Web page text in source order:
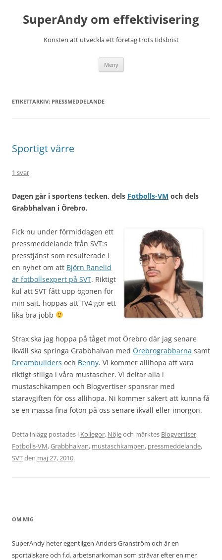
innehåll
SuperAndy om effektivisering
Konsten att utveckla ett företag trots tidsbrist
Meny
ETIKETTARKIV: PRESSMEDDELANDE
Sportigt värre
1 svar
Dagen går i sportens tecken, dels Fotbolls-VM och dels
Grabbhalvan i Örebro.
Fick nu under förmiddagen ett
pressmeddelande från SVT:s
presstjänst som resulterade i
en nyhet om att Björn Ranelid
är fotbollsexpert på SVT. Riktigt
kul att SVT fått upp ögonen för
min sajt, hoppas att TV4 gör ett
lika bra jobb
Strax ska jag hoppa på tåget mot Örebro där jag senare
ikväll ska springa Grabbhalvan med Örebrograbbarna samt
Dreambuilders och Benny. Vi kommer allihopa att vara
riktigt stiliga i våra mustascher. Vi deltar alla i
mustaschkampen och Blogvertiser sponsrar med
staravgiften för oss allihopa. Ni kommer säkert att kunna få
se en massa fina foton på oss senare ikväll eller imorgon.
Detta inlägg postades i Kollegor, Nöjeoch märktes Blogvertiser,
Fotbolls-VM,Grabbhalvan, mustaschkampen, pressmeddelande,
SVTden maj 27, 2010.
OM MIG
SuperAndy heter egentligen Anders Granström och är en
sportälskare och f.d. arbetsnarkoman som strävar efter en mer